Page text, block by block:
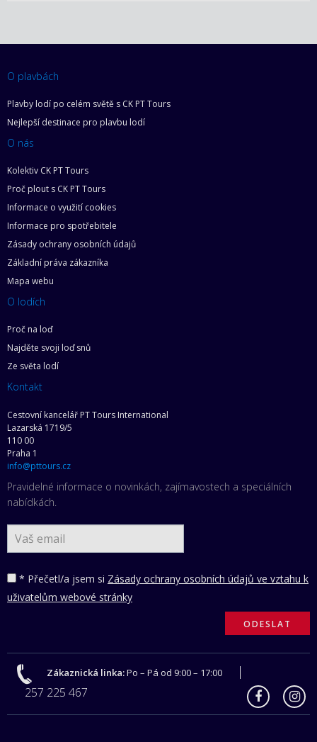
O plavbách
Plavby lodí po celém světě s CK PT Tours
Nejlepší destinace pro plavbu lodí
O nás
Kolektiv CK PT Tours
Proč plout s CK PT Tours
Informace o využití cookies
Informace pro spotřebitele
Zásady ochrany osobních údajů
Základní práva zákazníka
Mapa webu
O lodích
Proč na loď
Najděte svoji loď snů
Ze světa lodí
Kontakt
Cestovní kancelář PT Tours International
Lazarská 1719/5
110 00
Praha 1
info@pttours.cz
Pravidelné informace o novinkách, zajímavostech a speciálních
nabídkách.
* Přečetl/a jsem si Zásady ochrany osobních údajů ve vztahu k
uživatelům webové stránky
Zákaznická linka:Po – Pá od 9:00 – 17:00
257 225 467